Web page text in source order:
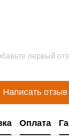
первый
Написать отзыв
Оплата